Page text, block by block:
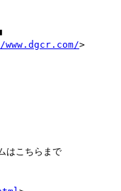
>
はこちらまで